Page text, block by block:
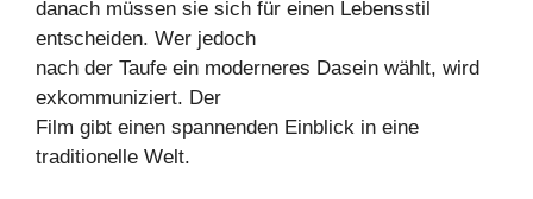
danach müssen sie sich für einen Lebensstil
entscheiden. Wer jedoch
nach der Taufe ein moderneres Dasein wählt, wird
exkommuniziert. Der
Film gibt einen spannenden Einblick in eine
traditionelle Welt.